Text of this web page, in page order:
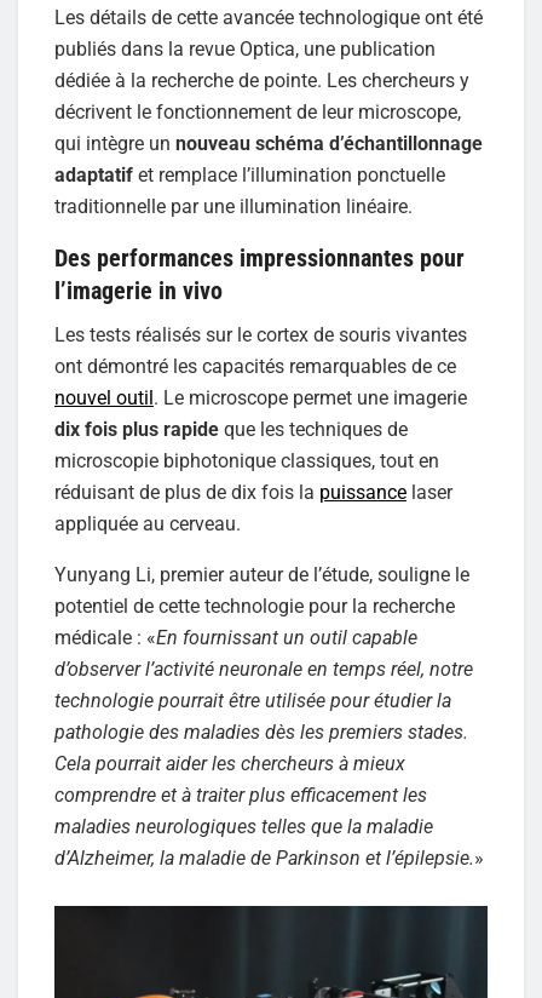
Les détails de cette avancée technologique ont été
publiés dans la revue Optica, une publication
dédiée à la recherche de pointe. Les chercheurs y
décrivent le fonctionnement de leur microscope,
qui intègre un nouveau schéma d’échantillonnage
adaptatif et remplace l’illumination ponctuelle
traditionnelle par une illumination linéaire.
Des performances impressionnantes pour
l’imagerie in vivo
Les tests réalisés sur le cortex de souris vivantes
ont démontré les capacités remarquables de ce
nouvel outil . Le microscope permet une imagerie
dix fois plus rapide que les techniques de
microscopie biphotonique classiques, tout en
réduisant de plus de dix fois la puissance laser
appliquée au cerveau.
Yunyang Li, premier auteur de l’étude, souligne le
potentiel de cette technologie pour la recherche
médicale : «En fournissant un outil capable
d’observer l’activité neuronale en temps réel, notre
technologie pourrait être utilisée pour étudier la
pathologie des maladies dès les premiers stades.
Cela pourrait aider les chercheurs à mieux
comprendre et à traiter plus efficacement les
maladies neurologiques telles que la maladie
d’Alzheimer, la maladie de Parkinson et l’épilepsie.»